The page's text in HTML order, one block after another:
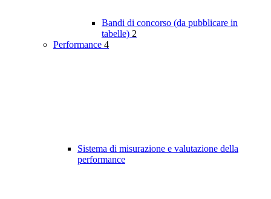
Bandi di concorso (da pubblicare in
tabelle) 2
Performance 4
Sistema di misurazione e valutazione della
performance